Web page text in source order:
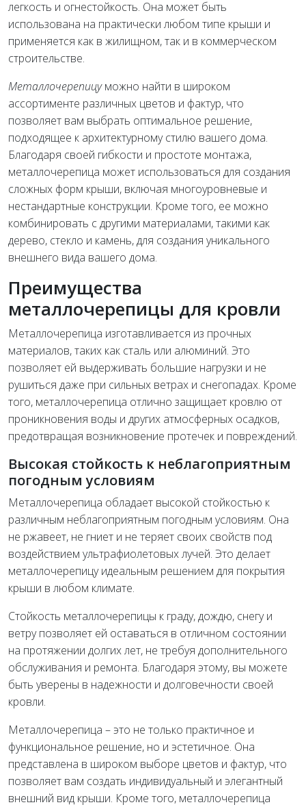
легкость и огнестойкость. Она может быть
использована на практически любом типе крыши и
применяется как в жилищном, так и в коммерческом
строительстве.
Металлочерепицуможно найти в широком
ассортименте различных цветов и фактур, что
позволяет вам выбрать оптимальное решение,
подходящее к архитектурному стилю вашего дома.
Благодаря своей гибкости и простоте монтажа,
металлочерепица может использоваться для создания
сложных форм крыши, включая многоуровневые и
нестандартные конструкции. Кроме того, ее можно
комбинировать с другими материалами, такими как
дерево, стекло и камень, для создания уникального
внешнего вида вашего дома.
Преимущества
металлочерепицы для кровли
Металлочерепица изготавливается из прочных
материалов, таких как сталь или алюминий. Это
позволяет ей выдерживать большие нагрузки и не
рушиться даже при сильных ветрах и снегопадах. Кроме
того, металлочерепица отлично защищает кровлю от
проникновения воды и других атмосферных осадков,
предотвращая возникновение протечек и повреждений.
Высокая стойкость к неблагоприятным
погодным условиям
Металлочерепица обладает высокой стойкостью к
различным неблагоприятным погодным условиям. Она
не ржавеет, не гниет и не теряет своих свойств под
воздействием ультрафиолетовых лучей. Это делает
металлочерепицу идеальным решением для покрытия
крыши в любом климате.
Стойкость металлочерепицы к граду, дождю, снегу и
ветру позволяет ей оставаться в отличном состоянии
на протяжении долгих лет, не требуя дополнительного
обслуживания и ремонта. Благодаря этому, вы можете
быть уверены в надежности и долговечности своей
кровли.
Металлочерепица – это не только практичное и
функциональное решение, но и эстетичное. Она
представлена в широком выборе цветов и фактур, что
позволяет вам создать индивидуальный и элегантный
внешний вид крыши. Кроме того, металлочерепица